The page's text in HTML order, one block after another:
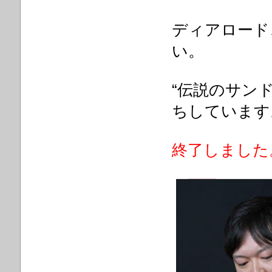
ディアロー
い。
“伝説のサン
ちしていま
終了しました